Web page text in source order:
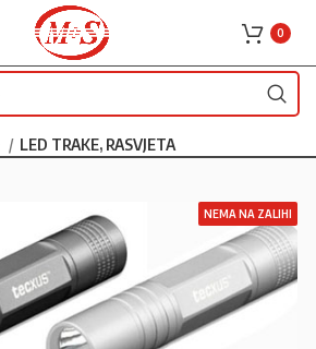
0
LED TRAKE, RASVJETA
NEMA NA ZALIHI